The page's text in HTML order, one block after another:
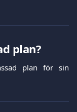
plan?
plan för sin